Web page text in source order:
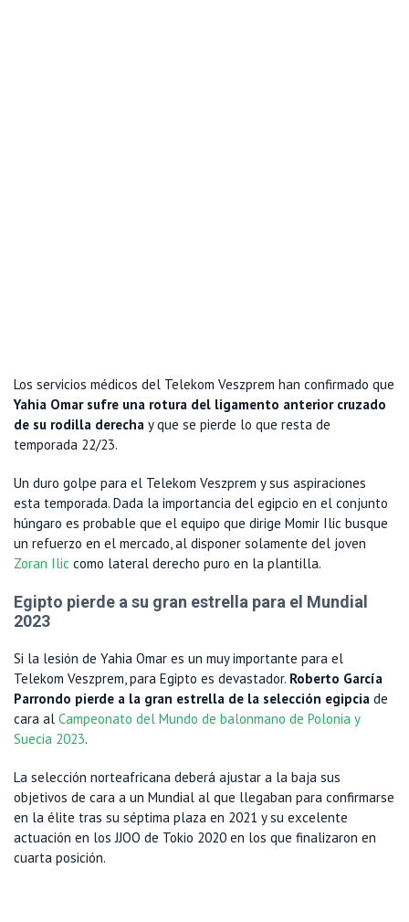
Los servicios médicos del Telekom Veszprem han confirmado que
Yahia Omar sufre una rotura del ligamento anterior cruzado
de su rodilla derecha y que se pierde lo que resta de
temporada 22/23.
Un duro golpe para el Telekom Veszprem y sus aspiraciones
esta temporada. Dada la importancia del egipcio en el conjunto
húngaro es probable que el equipo que dirige Momir Ilic busque
un refuerzo en el mercado, al disponer solamente del joven
Zoran Ilic como lateral derecho puro en la plantilla.
Egipto pierde a su gran estrella para el Mundial
2023
Si la lesión de Yahia Omar es un muy importante para el
Telekom Veszprem, para Egipto es devastador. Roberto García
Parrondo pierde a la gran estrella de la selección egipcia de
cara al Campeonato del Mundo de balonmano de Polonia y
Suecia 2023.
La selección norteafricana deberá ajustar a la baja sus
objetivos de cara a un Mundial al que llegaban para confirmarse
en la élite tras su séptima plaza en 2021 y su excelente
actuación en los JJOO de Tokio 2020 en los que finalizaron en
cuarta posición.